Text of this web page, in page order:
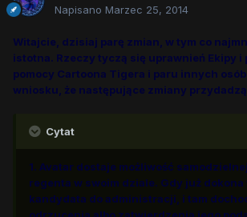
Napisano Marzec 25, 2014
Witajcie, dzisiaj parę zmian, w tym co
istotna. Rzeczy tyczą się uprawnień Ekipy i
pomocy Cartoona Tigera i paru innych
wniosku, że następujące zmiany
Cytat
1. Avatar dostaje możliwość
regenta w swoim dziale. Gdy już dokona
kandydata do administracji, i tam
odrzucenia albo zatwierdzenia jego